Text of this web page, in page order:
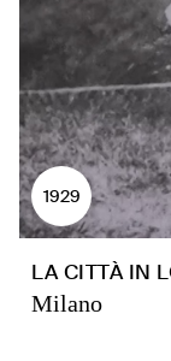
1929
LA CITTÀ IN
Milano